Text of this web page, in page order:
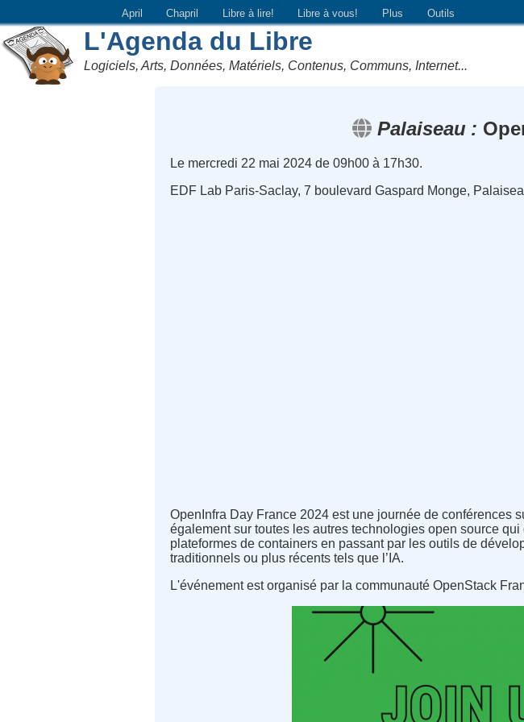
April Chapril Libre à lire! Libre à vous! Plus Outils
L'Agenda du Libre
Logiciels, Arts, Données, Matériels, Contenus, Communs, Internet...
Palaiseau
Le mercredi 22 mai 2024 de 09h00 à 17h30.
EDF Lab Paris-Saclay, 7 boulevard Gaspard Monge,
OpenInfra Day France 2024 est une journée de conférences
également sur toutes les autres technologies open source
plateformes de containers en passant par les outils de
traditionnels ou plus récents tels que l’IA.
L'événement est organisé par la communauté OpenStack